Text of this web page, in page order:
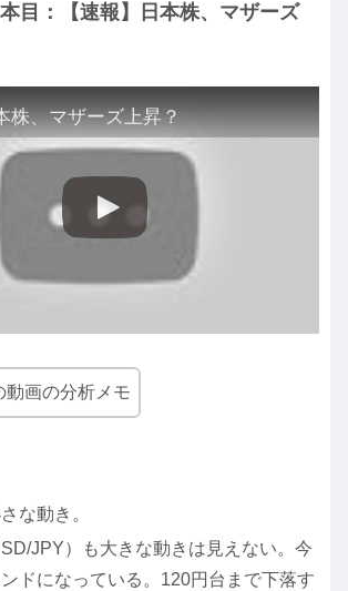
目：【速報】日本株、マザーズ
株、マザーズ上昇？
動画の分析メモ
な動き。
JPY）も大きな動きは見えない。今
ドになっている。120円台まで下落す